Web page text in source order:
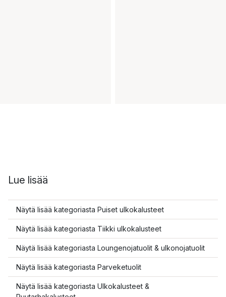
Lue lisää
Näytä lisää kategoriasta Puiset ulkokalusteet
Näytä lisää kategoriasta Tiikki ulkokalusteet
Näytä lisää kategoriasta Loungenojatuolit & ulkonojatuolit
Näytä lisää kategoriasta Parveketuolit
Näytä lisää kategoriasta Ulkokalusteet &